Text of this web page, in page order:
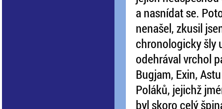
a nasnídat se.
nenašel, zkusil
chronologicky šly
odehrával vrchol
Bugjam, Exin,
Poláků, jejichž
byl skoro celý